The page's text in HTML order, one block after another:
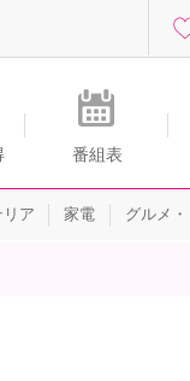
ル
番組表
ア 家電 グルメ